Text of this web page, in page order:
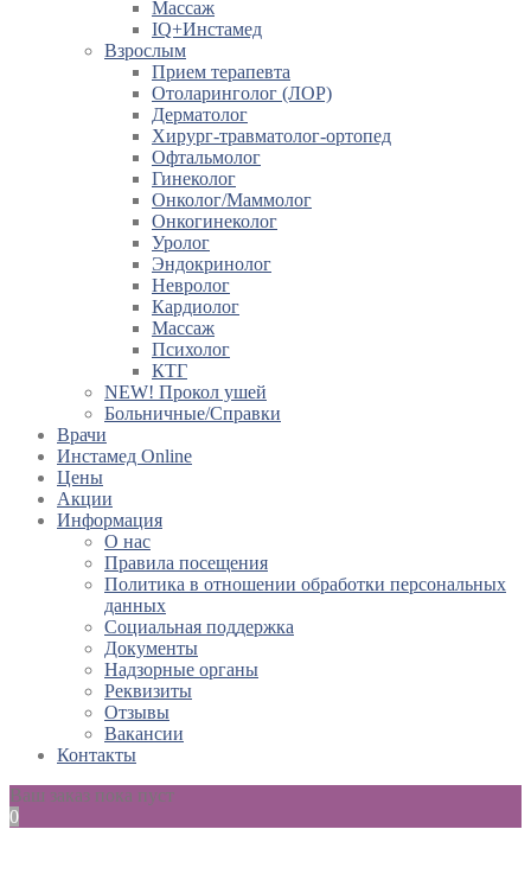
Массаж
IQ+Инстамед
Взрослым
Прием терапевта
Отоларинголог (ЛОР)
Дерматолог
Хирург-травматолог-ортопед
Офтальмолог
Гинеколог
Онколог/Маммолог
Онкогинеколог
Уролог
Эндокринолог
Невролог
Кардиолог
Массаж
Психолог
КТГ
NEW! Прокол ушей
Больничные/Справки
Врачи
Инстамед Online
Цены
Акции
Информация
О нас
Правила посещения
Политика в отношении обработки персональных
данных
Социальная поддержка
Документы
Надзорные органы
Реквизиты
Отзывы
Вакансии
Контакты
Ваш заказ пока пуст
0